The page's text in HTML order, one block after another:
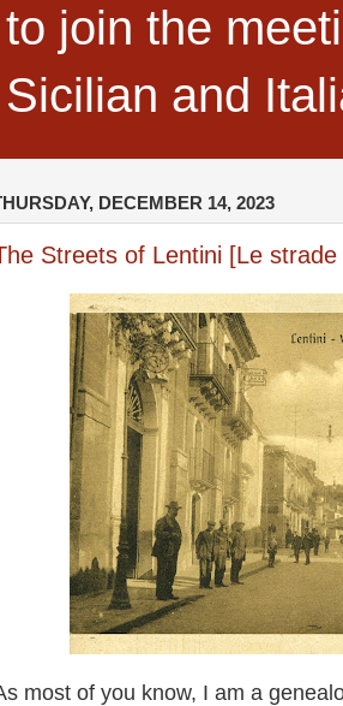
to join the
Sicilian and
DECEMBER 14, 2023
Streets of Lentini [Le strade
most of you know, I am a